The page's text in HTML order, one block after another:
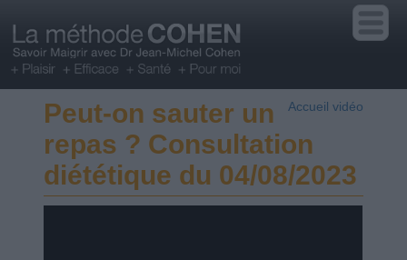
Accueil vidéo
Peut-on sauter un
repas ? Consultation
diététique du 04/08/2023